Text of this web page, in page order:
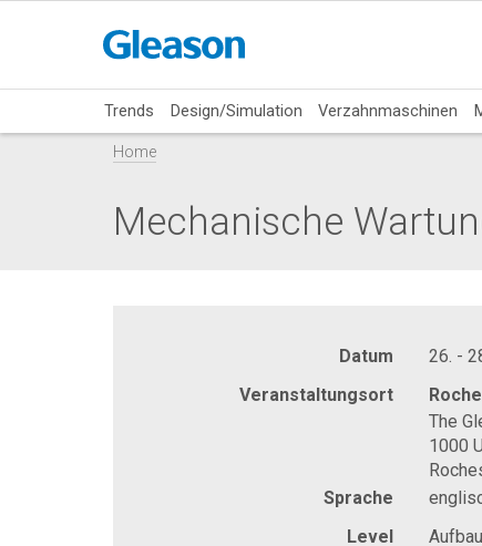
Trends Design/Simulation Verzahnmaschinen
Home
Mechanische
Datum
26. -
Veranstaltungsort
The
1000
Sprache
Level